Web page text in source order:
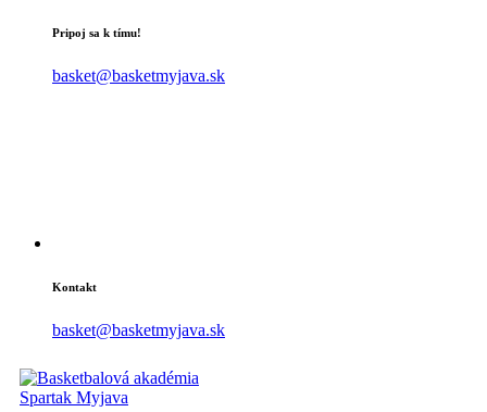
Pripoj sa k tímu!
basket@basketmyjava.sk
Kontakt
basket@basketmyjava.sk